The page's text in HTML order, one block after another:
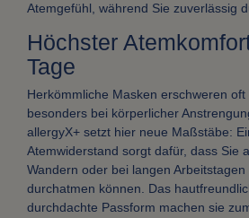
Atemgefühl, während Sie zuverlässig
Höchster
Tage
Herkömmliche Masken erschweren oft
besonders bei körperlicher
allergyX+ setzt hier neue Maßstäbe:
Atemwiderstand sorgt dafür, dass Sie
Wandern oder bei langen
durchatmen können. Das
durchdachte Passform machen sie